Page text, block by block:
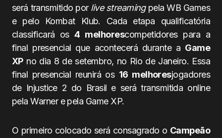
será transmitido por live streamingpela WB Games
e pelo Kombat Klub. Cada etapa qualificatória
classificará os4 melhorescompetidores para a
final presencial que acontecerá durante a Game
XPno dia 8 de setembro, no Rio de Janeiro. Essa
final presencial reunirá os 16 melhoresjogadores
de Injustice 2 do Brasil e será transmitida online
pela Warner e pela Game XP.
O primeiro colocado será consagrado o Campeão